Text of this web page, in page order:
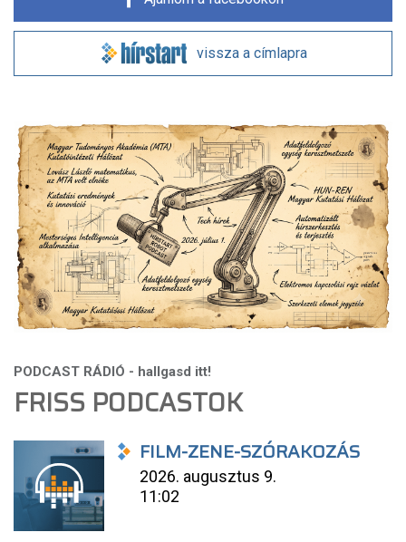
vissza a címlapra
FRISS PODCASTOK
FILM-ZENE-SZÓRAKOZÁS
2026. augusztus 9.
11:02